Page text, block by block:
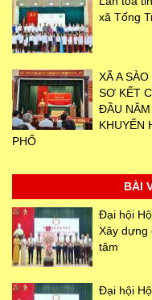
xã Tống
XÃ A
SƠ KẾT
ĐẦU
KHUYẾN
PHỐ
BÀI
Đại hội
Xây dựng
tâm
Đại hội